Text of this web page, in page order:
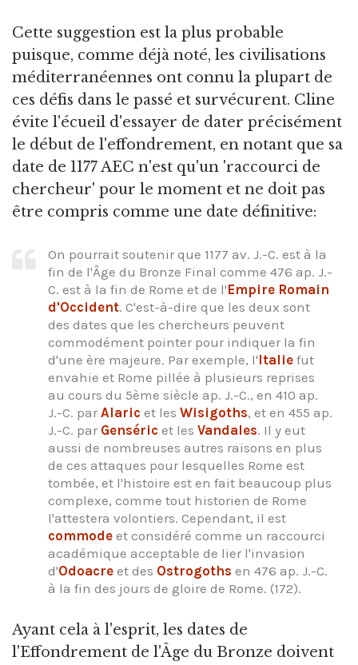
Cette suggestion est la plus probable
puisque, comme déjà noté, les civilisations
méditerranéennes ont connu la plupart de
ces défis dans le passé et survécurent. Cline
évite l'écueil d'essayer de dater précisément
le début de l'effondrement, en notant que sa
date de 1177 AEC n'est qu'un 'raccourci de
chercheur' pour le moment et ne doit pas
être compris comme une date définitive:
On pourrait soutenir que 1177 av. J.-C. est à la
fin de l'Âge du Bronze Final comme 476 ap. J.-
C. est à la fin de Rome et de l'Empire Romain
d'Occident. C'est-à-dire que les deux sont
des dates que les chercheurs peuvent
commodément pointer pour indiquer la fin
d'une ère majeure. Par exemple, l'Italie fut
envahie et Rome pillée à plusieurs reprises
au cours du 5ème siècle ap. J.-C., en 410 ap.
J.-C. par Alaric et les Wisigoths, et en 455 ap.
J.-C. par Genséric et les Vandales. Il y eut
aussi de nombreuses autres raisons en plus
de ces attaques pour lesquelles Rome est
tombée, et l'histoire est en fait beaucoup plus
complexe, comme tout historien de Rome
l'attestera volontiers. Cependant, il est
commode et considéré comme un raccourci
académique acceptable de lier l'invasion
d'Odoacre et des Ostrogoths en 476 ap. J.-C.
à la fin des jours de gloire de Rome. (172).
Ayant cela à l'esprit, les dates de
l'Effondrement de l'Âge du Bronze doivent